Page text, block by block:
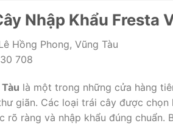
Nhập Khẩu Fresta
Hồng Phong, Vũng Tàu
708
là một trong những cửa hàng
giãn. Các loại trái cây được
rõ ràng và nhập khẩu đúng